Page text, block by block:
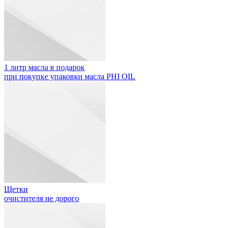
1 литр масла в подарок
при покупке упаковки масла PHI OIL
Щетки
очистителя не дорого